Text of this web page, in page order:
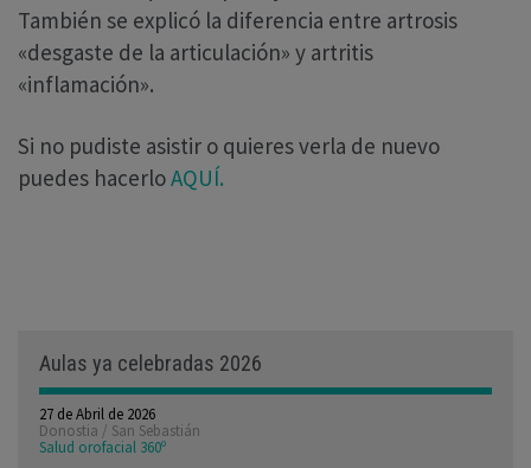
También se explicó la diferencia entre artrosis
«desgaste de la articulación» y artritis
«inflamación».
Si no pudiste asistir o quieres verla de nuevo
puedes hacerloAQUÍ.
Aulas ya celebradas 2026
27 de Abril de 2026
Donostia / San Sebastián
Salud orofacial 360º